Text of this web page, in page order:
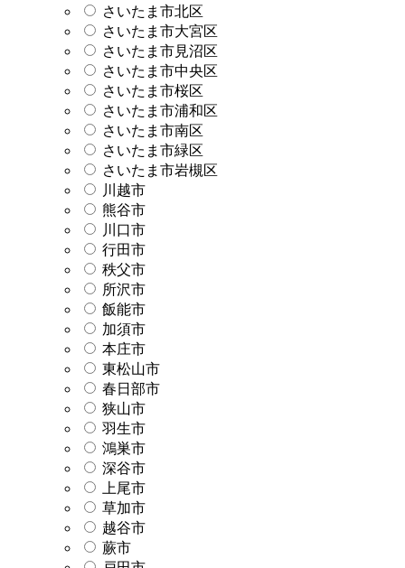
さいたま市北区
さいたま市大宮区
さいたま市見沼区
さいたま市中央区
さいたま市桜区
さいたま市浦和区
さいたま市南区
さいたま市緑区
さいたま市岩槻区
川越市
熊谷市
川口市
行田市
秩父市
所沢市
飯能市
加須市
本庄市
東松山市
春日部市
狭山市
羽生市
鴻巣市
深谷市
上尾市
草加市
越谷市
蕨市